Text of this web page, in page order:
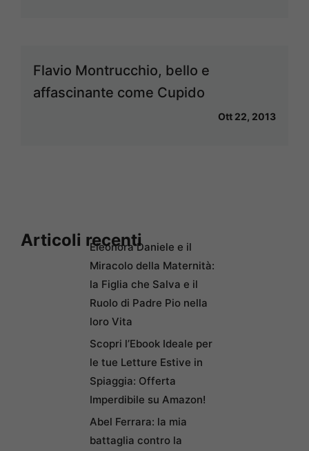
Flavio Montrucchio, bello e
affascinante come Cupido
Ott 22, 2013
Articoli recentiEleonora Daniele e il
Miracolo della Maternità:
la Figlia che Salva e il
Ruolo di Padre Pio nella
loro Vita
Scopri l’Ebook Ideale per
le tue Letture Estive in
Spiaggia: Offerta
Imperdibile su Amazon!
Abel Ferrara: la mia
battaglia contro la